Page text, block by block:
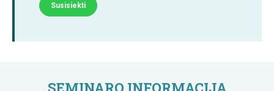
Susisiekti
SEMINARO INFORMACIJA